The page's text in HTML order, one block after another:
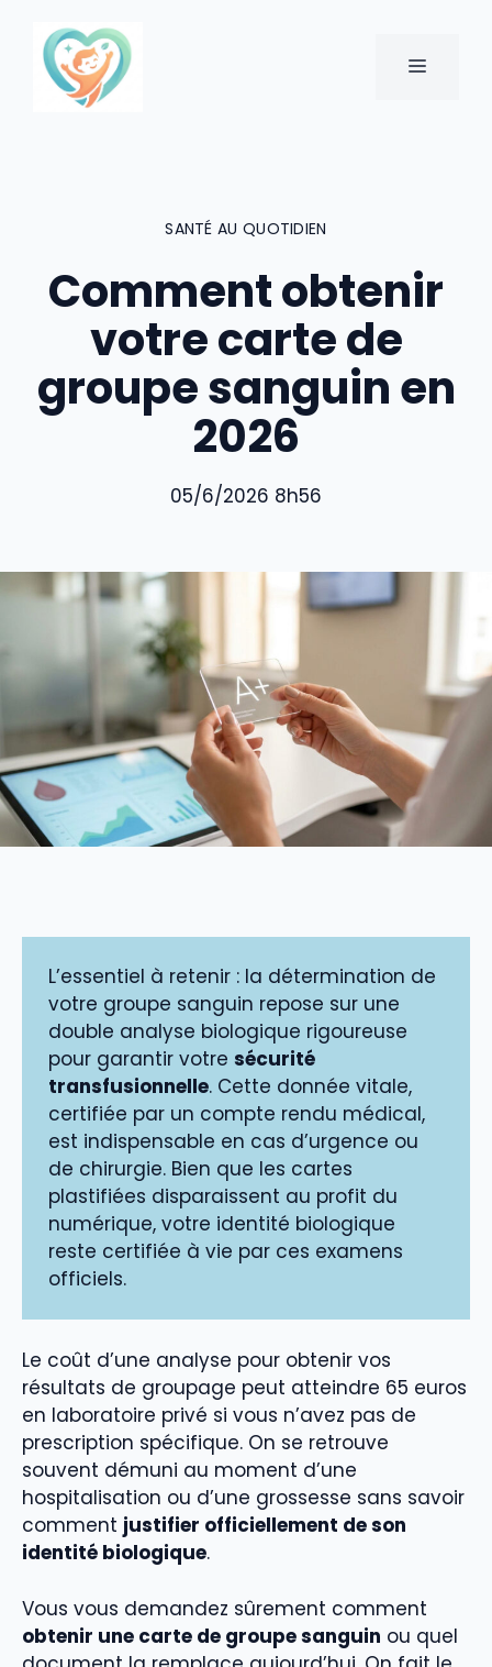
contenu
MENU
SANTÉ AU QUOTIDIEN
Comment obtenir
votre carte de
groupe sanguin en
2026
05/6/2026 8h56
L’essentiel à retenir : la détermination de
votre groupe sanguin repose sur une
double analyse biologique rigoureuse
pour garantir votre sécurité
transfusionnelle. Cette donnée vitale,
certifiée par un compte rendu médical,
est indispensable en cas d’urgence ou
de chirurgie. Bien que les cartes
plastifiées disparaissent au profit du
numérique, votre identité biologique
reste certifiée à vie par ces examens
officiels.
Le coût d’une analyse pour obtenir vos
résultats de groupage peut atteindre 65 euros
en laboratoire privé si vous n’avez pas de
prescription spécifique. On se retrouve
souvent démuni au moment d’une
hospitalisation ou d’une grossesse sans savoir
comment justifier officiellement de son
identité biologique.
Vous vous demandez sûrement comment
obtenir une carte de groupe sanguin ou quel